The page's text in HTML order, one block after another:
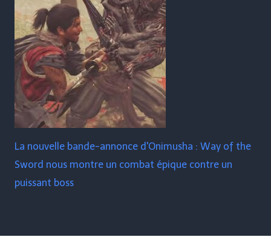
La nouvelle bande-annonce d'Onimusha : Way of the
Sword nous montre un combat épique contre un
puissant boss